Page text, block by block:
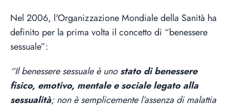
Nel 2006, l'Organizzazione Mondiale della Sanità ha
definito per la prima volta il concetto di “benessere
sessuale”:
“Il benessere sessuale è unostato di benessere
fisico, emotivo, mentale e sociale legato alla
sessualità; non è semplicemente l’assenza di malattia